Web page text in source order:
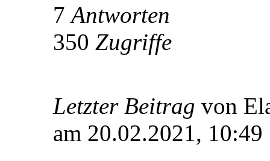
7Antworten
350 Zugriffe
Letzter Beitrag von
am 20.02.2021, 10:49